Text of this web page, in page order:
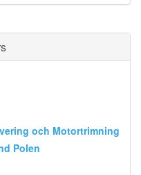
och Motortrimning
Polen